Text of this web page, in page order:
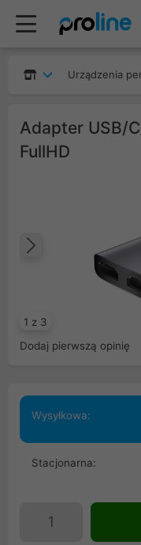
Urządzenia
Adapter USB/
FullHD
1 z 3
Poprzedni
Dodaj pierwszą opinię
Wysyłkowa:
Stacjonarna: